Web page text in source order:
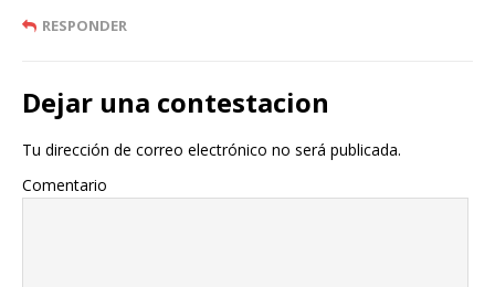
RESPONDER
Dejar una contestacion
Tu dirección de correo electrónico no será publicada.
Comentario